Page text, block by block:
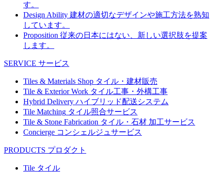
す。
Design Ability 建材の適切なデザインや施工方法を熟知
しています。
Proposition 従来の日本にはない、新しい選択肢を提案
します。
SERVICE サービス
Tiles & Materials Shop タイル・建材販売
Tile & Exterior Work タイル工事・外構工事
Hybrid Delivery ハイブリッド配送システム
Tile Matching タイル照合サービス
Tile & Stone Fabrication タイル・石材 加工サービス
Concierge コンシェルジュサービス
PRODUCTS プロダクト
Tile タイル